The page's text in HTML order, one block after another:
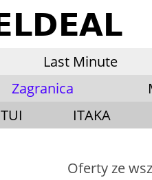
Last Minute
Zagranica
TUI ITAKA
Oferty ze